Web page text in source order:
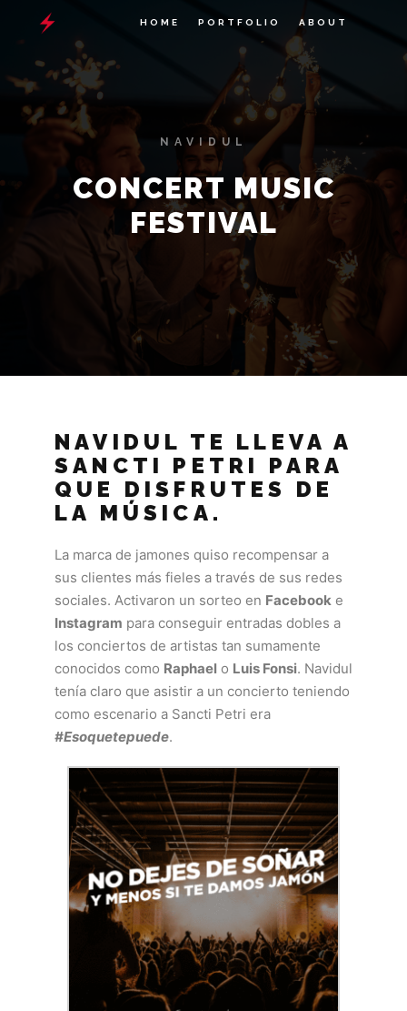
HOME PORTFOLIO ABOUT
NAVIDUL
CONCERT MUSIC
FESTIVAL
NAVIDUL TE LLEVA A
SANCTI PETRI PARA
QUE DISFRUTES DE
LA MÚSICA.
La marca de jamones quiso recompensar a
sus clientes más fieles a través de sus redes
sociales. Activaron un sorteo en Facebook e
Instagram para conseguir entradas dobles a
los conciertos de artistas tan sumamente
conocidos como Raphael o Luis Fonsi. Navidul
tenía claro que asistir a un concierto teniendo
como escenario a Sancti Petri era
#Esoquetepuede.